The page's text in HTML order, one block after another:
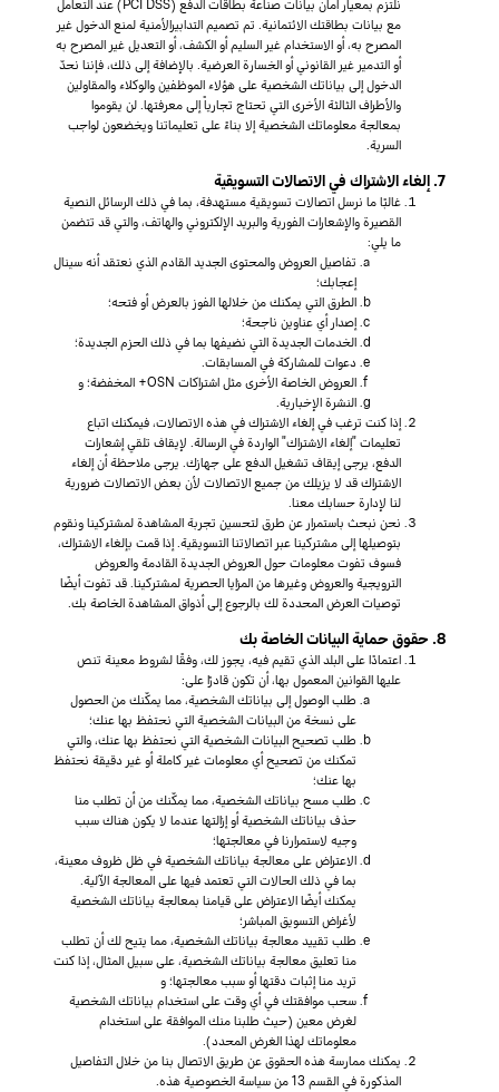
نلتزم بمعيار أمان بيانات صناعة بطاقات الدفع (PCI DSS) عند التعامل
مع بيانات بطاقتك الائتمانية. تم تصميم التدابيرالأمنية لمنع الدخول غير
المصرح به، أو الاستخدام غير السليم أو الكشف، أو التعديل غير المصرح به
أو التدمير غير القانوني أو الخسارة العرضية. بالإضافة إلى ذلك، فإننا نحدّ
الدخول إلى بياناتك الشخصية على هؤلاء الموظفين والوكلاء والمقاولين
والأطراف الثالثة الأخرى التي تحتاج تجارياً إلى معرفتها. لن يقوموا
بمعالجة معلوماتك الشخصية إلا بناءً على تعليماتنا ويخضعون لواجب
السرية.
7. إلغاء الاشتراك في الاتصالات التسويقية
غالبًا ما نرسل اتصالات تسويقية مستهدفة، بما في ذلك الرسائل النصية
القصيرة والإشعارات الفورية والبريد الإلكتروني والهاتف، والتي قد تتضمن
ما يلي:
تفاصيل العروض والمحتوى الجديد القادم الذي نعتقد أنه سينال
إعجابك؛
الطرق التي يمكنك من خلالها الفوز بالعرض أو فتحه؛
إصدار أي عناوين ناجحة؛
الخدمات الجديدة التي نضيفها بما في ذلك الحزم الجديدة؛
دعوات للمشاركة في المسابقات.
العروض الخاصة الأخرى مثل اشتراكات OSN+ المخفضة؛ و
النشرة الإخبارية.
إذا كنت ترغب في إلغاء الاشتراك في هذه الاتصالات، فيمكنك اتباع
تعليمات "إلغاء الاشتراك" الواردة في الرسالة. لإيقاف تلقي إشعارات
الدفع، يرجى إيقاف تشغيل الدفع على جهازك. يرجى ملاحظة أن إلغاء
الاشتراك قد لا يزيلك من جميع الاتصالات لأن بعض الاتصالات ضرورية
لنا لإدارة حسابك معنا.
نحن نبحث باستمرار عن طرق لتحسين تجربة المشاهدة لمشتركينا ونقوم
بتوصيلها إلى مشتركينا عبر اتصالاتنا التسويقية. إذا قمت بإلغاء الاشتراك،
فسوف تفوت معلومات حول العروض الجديدة القادمة والعروض
الترويجية والعروض وغيرها من المزايا الحصرية لمشتركينا. قد تفوت أيضًا
توصيات العرض المحددة لك بالرجوع إلى أذواق المشاهدة الخاصة بك.
8. حقوق حماية البيانات الخاصة بك
اعتمادًا على البلد الذي تقيم فيه، يجوز لك، وفقًا لشروط معينة تنص
عليها القوانين المعمول بها، أن تكون قادرًا على:
طلب الوصول إلى بياناتك الشخصية، مما يمكّنك من الحصول
على نسخة من البيانات الشخصية التي نحتفظ بها عنك؛
طلب تصحيح البيانات الشخصية التي نحتفظ بها عنك، والتي
تمكنك من تصحيح أي معلومات غير كاملة أو غير دقيقة نحتفظ
بها عنك؛
طلب مسح بياناتك الشخصية، مما يمكّنك من أن تطلب منا
حذف بياناتك الشخصية أو إزالتها عندما لا يكون هناك سبب
وجيه لاستمرارنا في معالجتها؛
الاعتراض على معالجة بياناتك الشخصية في ظل ظروف معينة،
بما في ذلك الحالات التي تعتمد فيها على المعالجة الآلية.
يمكنك أيضًا الاعتراض على قيامنا بمعالجة بياناتك الشخصية
لأغراض التسويق المباشر؛
طلب تقييد معالجة بياناتك الشخصية، مما يتيح لك أن تطلب
منا تعليق معالجة بياناتك الشخصية، على سبيل المثال، إذا كنت
تريد منا إثبات دقتها أو سبب معالجتها؛ و
سحب موافقتك في أي وقت على استخدام بياناتك الشخصية
لغرض معين (حيث طلبنا منك الموافقة على استخدام
معلوماتك لهذا الغرض المحدد).
يمكنك ممارسة هذه الحقوق عن طريق الاتصال بنا من خلال التفاصيل
المذكورة في القسم 13 من سياسة الخصوصية هذه.